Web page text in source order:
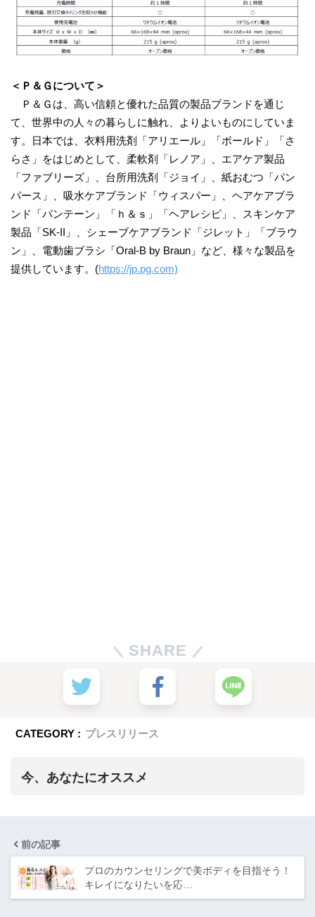
＜Ｐ＆Ｇについて＞
Ｐ＆Ｇは、高い信頼と優れた品質の製品ブランドを通じ
て、世界中の人々の暮らしに触れ、よりよいものにしていま
す。日本では、衣料用洗剤「アリエール」「ボールド」「さ
らさ」をはじめとして、柔軟剤「レノア」、エアケア製品
「ファブリーズ」、台所用洗剤「ジョイ」、紙おむつ「パン
パース」、吸水ケアブランド「ウィスパー」、ヘアケアブラ
ンド「パンテーン」「ｈ＆ｓ」「ヘアレシピ」、スキンケア
製品「SK-II」、シェーブケアブランド「ジレット」「ブラウ
ン」、電動歯ブラシ「Oral-B by Braun」など、様々な製品を
提供しています。(https://jp.pg.com)
SHARE
CATEGORY : プレスリリース
今、あなたにオススメ
前の記事
プロのカウンセリングで美ボディを目指そう！
キレイになりたいを応…